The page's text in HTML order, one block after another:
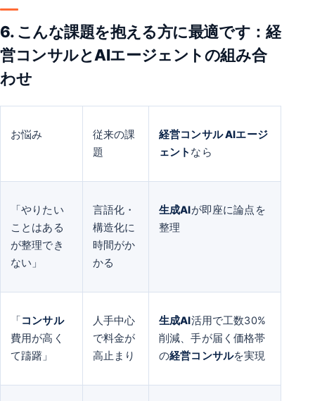
6. こんな課題を抱える方に最適です：経
営コンサルとAIエージェントの組み合
わせ
お悩み
従来の課
題
経営コンサル AIエージ
ェント なら
「やりたい
ことはある
が整理でき
ない」
言語化・
構造化に
時間がか
かる
生成AIが即座に論点を
整理
「コンサル
費用が高く
て躊躇」
人手中心
で料金が
高止まり
生成AI活用で工数30%
削減、手が届く価格帯
の経営コンサルを実現